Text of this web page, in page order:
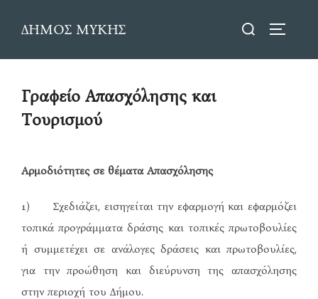
ΔΗΜΟΣ ΜΥΚΗΣ
Search
Γραφείο Απασχόλησης και
Τουρισμού
Αρμοδιότητες σε θέματα Απασχόλησης
1) Σχεδιάζει, εισηγείται την εφαρμογή και εφαρμόζει
τοπικά προγράμματα δράσης και τοπικές πρωτοβουλίες
ή συμμετέχει σε ανάλογες δράσεις και πρωτοβουλίες,
για την προώθηση και διεύρυνση της απασχόλησης
στην περιοχή του Δήμου.